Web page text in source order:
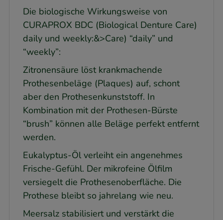
Die biologische Wirkungsweise von
CURAPROX BDC (Biological Denture Care)
daily und weekly:&>Care) “daily” und
“weekly”:
Zitronensäure löst krankmachende
Prothesenbeläge (Plaques) auf, schont
aber den Prothesenkunststoff. In
Kombination mit der Prothesen-Bürste
“brush” können alle Beläge perfekt entfernt
werden.
Eukalyptus-Öl verleiht ein angenehmes
Frische-Gefühl. Der mikrofeine Ölfilm
versiegelt die Prothesenoberfläche. Die
Prothese bleibt so jahrelang wie neu.
Meersalz stabilisiert und verstärkt die